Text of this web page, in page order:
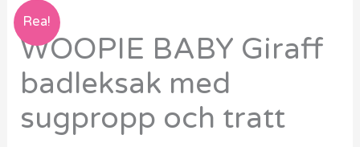
Rea!
WOOPIE BABY Giraff
badleksak med
sugpropp och tratt
WOOPIE
BABY
badleksak
med
sugpropp